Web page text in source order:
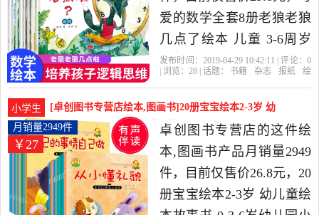
书，由浙江 杭州发货。
爱的数学全套8册老狼老狼
几点了绘本 儿童 3-6周岁
正版幼儿园故事书畅销 中
智启蒙宝宝早教图书籍小
班是2019年卓创图书专营
店精选书籍,杂志,报纸当中
性价比很高的绘本,图画
书，由浙江 杭州发货。
发布时间：2019-04-29 10:42:11 | 评论： 0
| 浏览： 28 | 话题： 书籍 杂志 报纸
绘
小学生
[卓创图书专营店绘本,图画书]20册宝宝绘本2-3岁 幼
儿童绘本故月销量2949件仅售26.8元
￥27
月销量2949件
卓创图书专营店的这件绘
本,图画书产品月销量2949
件，目前仅售价26.8元，20
册宝宝绘本2-3岁 幼儿童绘